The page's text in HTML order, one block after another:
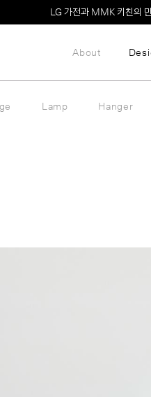
LG 가전과 MMK 키친의
About
Lamp Hanger